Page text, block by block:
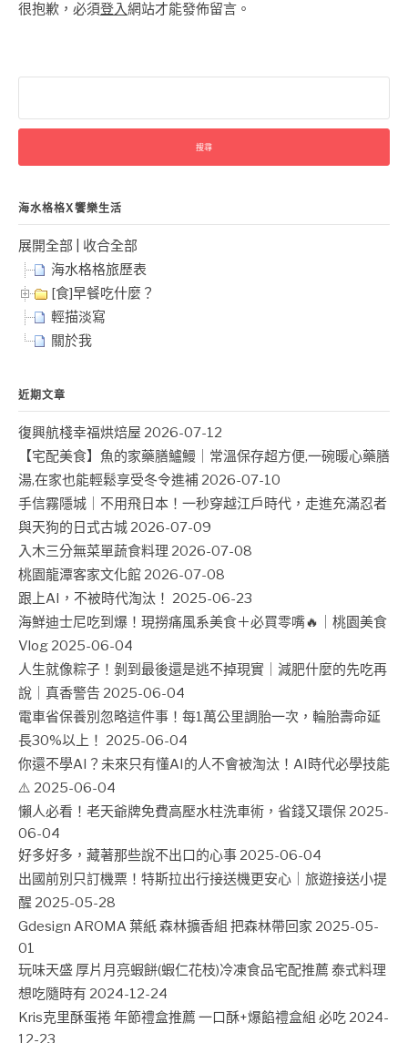
很抱歉，必須登入網站才能發佈留言。
關
字:
海水格格X饗樂生活
展開全部
收合全部
海水格格旅歷表
[食]早餐吃什麼？
輕描淡寫
關於我
近期文章
復興航棧幸福烘焙屋 2026-07-12
【宅配美食】魚的家藥膳鱸鰻｜常溫保存超方便,一碗暖心藥膳
湯,在家也能輕鬆享受冬令進補 2026-07-10
手信霧隱城｜不用飛日本！一秒穿越江戶時代，走進充滿忍者
與天狗的日式古城 2026-07-09
入木三分無菜單蔬食料理 2026-07-08
桃園龍潭客家文化館 2026-07-08
跟上AI，不被時代淘汰！ 2025-06-23
海鮮迪士尼吃到爆！現撈痛風系美食＋必買零嘴🔥｜桃園美食
Vlog 2025-06-04
人生就像粽子！剝到最後還是逃不掉現實｜減肥什麼的先吃再
說｜真香警告 2025-06-04
電車省保養別忽略這件事！每1萬公里調胎一次，輪胎壽命延
長30%以上！ 2025-06-04
你還不學AI？未來只有懂AI的人不會被淘汰！AI時代必學技能
⚠️ 2025-06-04
懶人必看！老天爺牌免費高壓水柱洗車術，省錢又環保 2025-
06-04
好多好多，藏著那些說不出口的心事 2025-06-04
出國前別只訂機票！特斯拉出行接送機更安心｜旅遊接送小提
醒 2025-05-28
Gdesign AROMA 葉紙 森林擴香組 把森林帶回家 2025-05-
01
玩味天盛 厚片月亮蝦餅(蝦仁花枝)冷凍食品宅配推薦 泰式料理
想吃隨時有 2024-12-24
Kris克里酥蛋捲 年節禮盒推薦 一口酥+爆餡禮盒組 必吃 2024-
12-23